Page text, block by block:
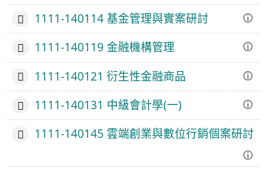
1111-140114 基金管理與實案研討
1111-140119 金融機構管理
1111-140121 衍生性金融商品
1111-140131 中級會計學(一)
1111-140145 雲端創業與數位行銷個案研討